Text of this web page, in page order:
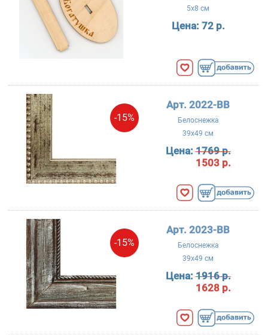
5x8 см
Цена: 72 р.
-15%
Арт. 2022-BB
Белоснежка
39x49 см
Цена:1769 р.
1503 р.
-15%
Арт. 2023-BB
Белоснежка
39x49 см
Цена:1916 р.
1628 р.